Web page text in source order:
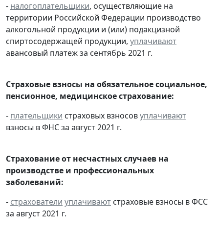
- налогоплательщики, осуществляющие на
территории Российской Федерации производство
алкогольной продукции и (или) подакцизной
спиртосодержащей продукции, уплачивают
авансовый платеж за сентябрь 2021 г.
Страховые взносы на обязательное социальное,
пенсионное, медицинское страхование:
- плательщики страховых взносовуплачивают
взносы в ФНС за август 2021 г.
Страхование от несчастных случаев на
производстве и профессиональных
заболеваний:
- страхователи уплачивают страховые взносы в ФСС
за август 2021 г.